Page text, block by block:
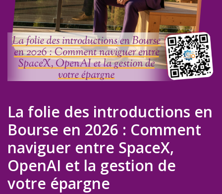
La folie des introductions en
Bourse en 2026 : Comment
naviguer entre SpaceX,
OpenAI et la gestion de
votre épargne